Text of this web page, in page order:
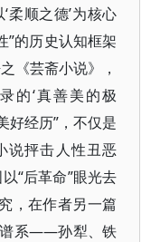
柔顺之德’为核心
”的历史认知框架
《芸斋小说》，
的‘真善美的极
好经历”，不仅是
说抨击人性丑恶
“后革命”眼光去
，在作者另一篇
谱系——孙犁、铁